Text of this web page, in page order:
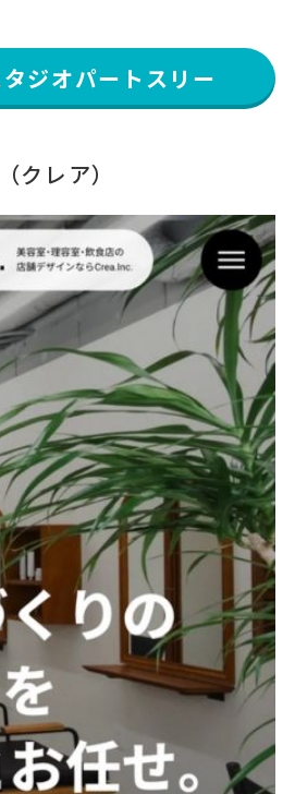
ジオパートスリー
クレア）